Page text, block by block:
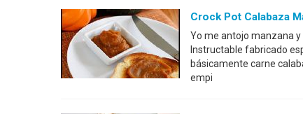
Crock Pot Calabaza
Yo me antojo manzana
Instructable fabricado
básicamente carne
empi